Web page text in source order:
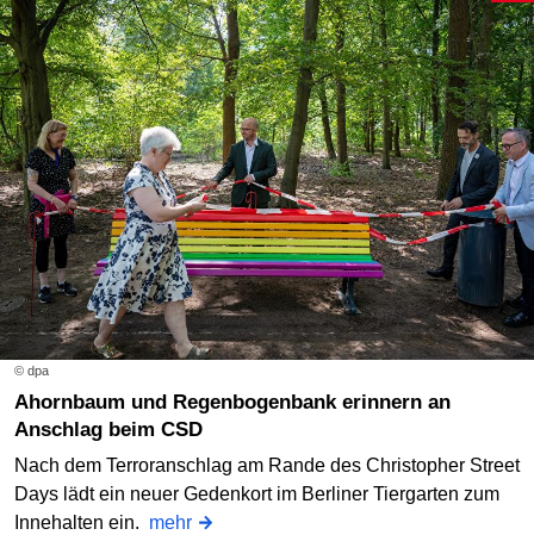
© dpa
Ahornbaum und Regenbogenbank erinnern an
Anschlag beim CSD
Nach dem Terroranschlag am Rande des Christopher Street
Days lädt ein neuer Gedenkort im Berliner Tiergarten zum
Innehalten ein. mehr